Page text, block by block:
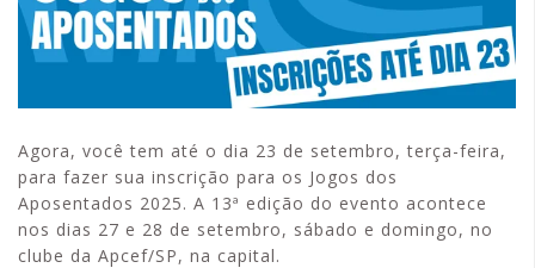
Agora, você tem até o dia 23 de setembro, terça-feira,
para fazer sua inscrição para os Jogos dos
Aposentados 2025. A 13ª edição do evento acontece
nos dias 27 e 28 de setembro, sábado e domingo, no
clube da Apcef/SP, na capital.